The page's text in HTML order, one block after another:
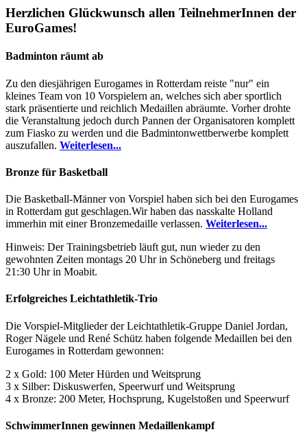
Herzlichen Glückwunsch allen TeilnehmerInnen der
EuroGames!
Badminton räumt ab
Zu den diesjährigen Eurogames in Rotterdam reiste "nur" ein
kleines Team von 10 Vorspielern an, welches sich aber sportlich
stark präsentierte und reichlich Medaillen abräumte. Vorher drohte
die Veranstaltung jedoch durch Pannen der Organisatoren komplett
zum Fiasko zu werden und die Badmintonwettberwerbe komplett
auszufallen. Weiterlesen...
Bronze für Basketball
Die Basketball-Männer von Vorspiel haben sich bei den Eurogames
in Rotterdam gut geschlagen.Wir haben das nasskalte Holland
immerhin mit einer Bronzemedaille verlassen. Weiterlesen...
Hinweis: Der Trainingsbetrieb läuft gut, nun wieder zu den
gewohnten Zeiten montags 20 Uhr in Schöneberg und freitags
21:30 Uhr in Moabit.
Erfolgreiches Leichtathletik-Trio
Die Vorspiel-Mitglieder der Leichtathletik-Gruppe Daniel Jordan,
Roger Nägele und René Schütz haben folgende Medaillen bei den
Eurogames in Rotterdam gewonnen:
2 x Gold: 100 Meter Hürden und Weitsprung
3 x Silber: Diskuswerfen, Speerwurf und Weitsprung
4 x Bronze: 200 Meter, Hochsprung, Kugelstoßen und Speerwurf
SchwimmerInnen gewinnen Medaillenkampf